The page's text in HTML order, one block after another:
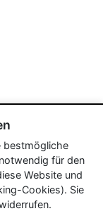
bestmögliche
für den
Website und
Cookies). Sie